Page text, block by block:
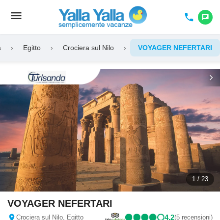
Toggle
menu phone chat
› Egitto › Crociera sul Nilo › VOYAGER NEFERTARI
chevron_right
1 / 23
VOYAGER NEFERTARI
location_on Crociera sul Nilo, Egitto 4,2(5 recensioni)